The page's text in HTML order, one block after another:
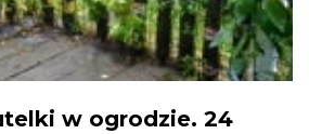
w ogrodzie. 24